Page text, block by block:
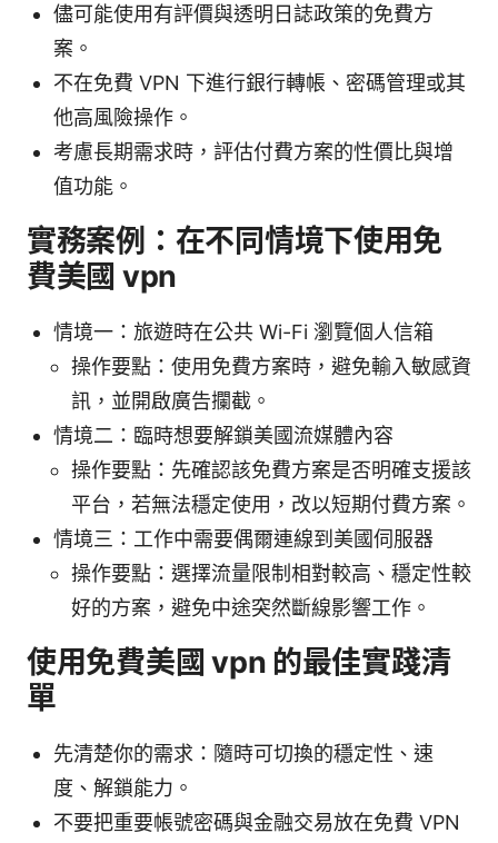
儘可能使用有評價與透明日誌政策的免費方
案。
不在免費 VPN 下進行銀行轉帳、密碼管理或其
他高風險操作。
考慮長期需求時，評估付費方案的性價比與增
值功能。
實務案例：在不同情境下使用免
費美國 vpn
情境一：旅遊時在公共 Wi-Fi 瀏覽個人信箱
操作要點：使用免費方案時，避免輸入敏感資
訊，並開啟廣告攔截。
情境二：臨時想要解鎖美國流媒體內容
操作要點：先確認該免費方案是否明確支援該
平台，若無法穩定使用，改以短期付費方案。
情境三：工作中需要偶爾連線到美國伺服器
操作要點：選擇流量限制相對較高、穩定性較
好的方案，避免中途突然斷線影響工作。
使用免費美國 vpn 的最佳實踐清
單
先清楚你的需求：隨時可切換的穩定性、速
度、解鎖能力。
不要把重要帳號密碼與金融交易放在免費 VPN